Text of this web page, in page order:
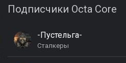
Подписчики Octa Core
-Пустельга-
Сталкеры